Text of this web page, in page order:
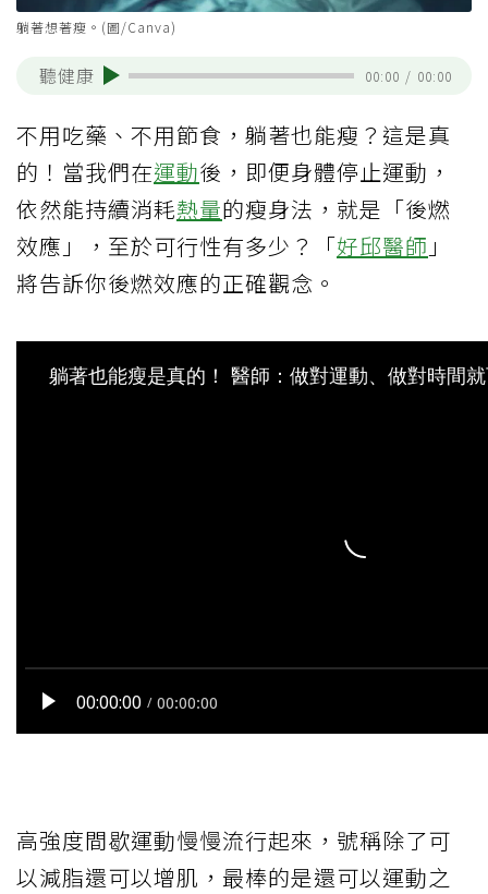
躺著想著瘦。(圖/Canva)
聽健康 00:00 / 00:00
不用吃藥、不用節食，躺著也能瘦？這是真
的！當我們在運動後，即便身體停止運動，
依然能持續消耗熱量的瘦身法，就是「後燃
效應」，至於可行性有多少？「好邱醫師 」
將告訴你後燃效應的正確觀念。
高強度間歇運動慢慢流行起來，號稱除了可
以減脂還可以增肌，最棒的是還可以運動之